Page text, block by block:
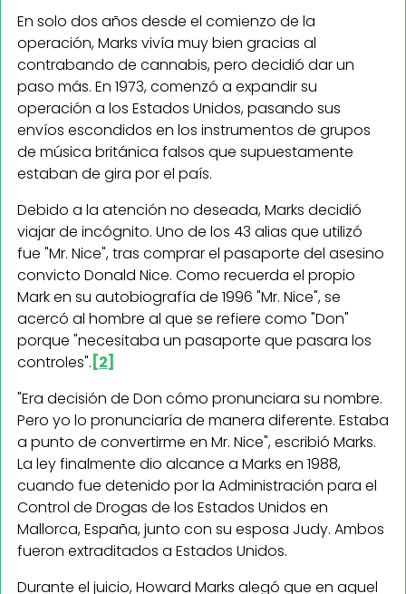
En solo dos años desde el comienzo de la
operación, Marks vivía muy bien gracias al
contrabando de cannabis, pero decidió dar un
paso más. En 1973, comenzó a expandir su
operación a los Estados Unidos, pasando sus
envíos escondidos en los instrumentos de grupos
de música británica falsos que supuestamente
estaban de gira por el país.
Debido a la atención no deseada, Marks decidió
viajar de incógnito. Uno de los 43 alias que utilizó
fue "Mr. Nice", tras comprar el pasaporte del asesino
convicto Donald Nice. Como recuerda el propio
Mark en su autobiografía de 1996 "Mr. Nice", se
acercó al hombre al que se refiere como "Don"
porque "necesitaba un pasaporte que pasara los
controles". [2]
"Era decisión de Don cómo pronunciara su nombre.
Pero yo lo pronunciaría de manera diferente. Estaba
a punto de convertirme en Mr. Nice", escribió Marks.
La ley finalmente dio alcance a Marks en 1988,
cuando fue detenido por la Administración para el
Control de Drogas de los Estados Unidos en
Mallorca, España, junto con su esposa Judy. Ambos
fueron extraditados a Estados Unidos.
Durante el juicio, Howard Marks alegó que en aquel